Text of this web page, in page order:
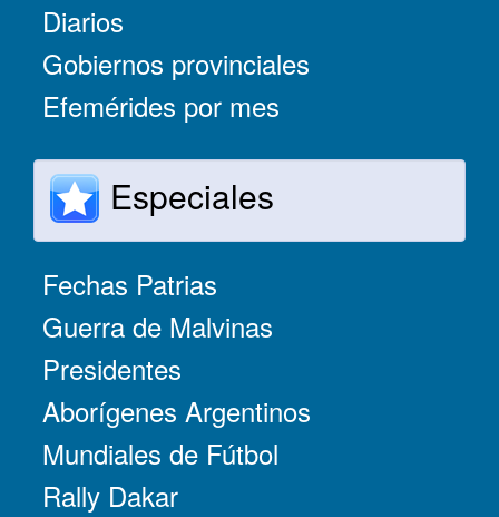
Diarios
Gobiernos provinciales
Efemérides por mes
Especiales
Fechas Patrias
Guerra de Malvinas
Presidentes
Aborígenes Argentinos
Mundiales de Fútbol
Rally Dakar